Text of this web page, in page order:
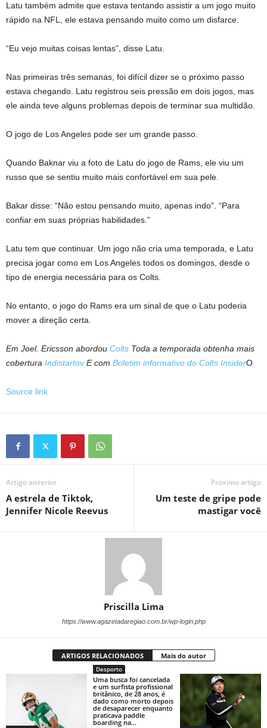
Latu também admite que estava tentando assistir a um jogo muito
rápido na NFL, ele estava pensando muito como um disfarce.
“Eu vejo muitas coisas lentas”, disse Latu.
Nas primeiras três semanas, foi difícil dizer se o próximo passo
estava chegando. Latu registrou seis pressão em dois jogos, mas
ele ainda teve alguns problemas depois de terminar sua multidão.
O jogo de Los Angeles pode ser um grande passo.
Quando Baknar viu a foto de Latu do jogo de Rams, ele viu um
russo que se sentiu muito mais confortável em sua pele.
Bakar disse: “Não estou pensando muito, apenas indo”. “Para
confiar em suas próprias habilidades.”
Latu tem que continuar. Um jogo não cria uma temporada, e Latu
precisa jogar como em Los Angeles todos os domingos, desde o
tipo de energia necessária para os Colts.
No entanto, o jogo do Rams era um sinal de que o Latu poderia
mover a direção certa.
Em Joel. Ericsson abordou Colts Toda a temporada obtenha mais
cobertura IndistartovE com Boletim informativo do Colts InsiderO
Source link
Artigo anterior
A estrela de Tiktok,
Jennifer Nicole Reevus
Próximo artigo
Um teste de gripe pode
mastigar você
Priscilla Lima
https://www.agazetadaregiao.com.br/wp-login.php
ARTIGOS RELACIONADOS Mais do autor
Desporto
Uma busca foi cancelada
e um surfista profissional
britânico, de 28 anos, é
dado como morto depois
de desaparecer enquanto
praticava paddle
boarding na...